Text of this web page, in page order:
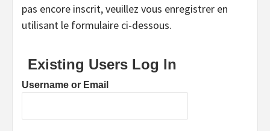
pas encore inscrit, veuillez vous enregistrer en
utilisant le formulaire ci-dessous.
Existing Users Log In
Username or Email